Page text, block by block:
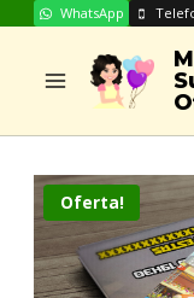
Skip
content
WhatsApp
Oferta!